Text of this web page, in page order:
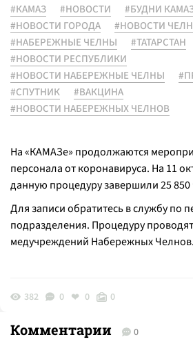
#КАМАЗ #НОВОСТИ
#БУДНИ
#НОВОСТИ ГОРОДА
#НОВОСТИ
#НАБЕРЕЖНЫЕ ЧЕЛНЫ
#ТАТАРСТАН
#НОВОСТИ РЕСПУБЛИКИ
#НОВОСТИ НАБЕРЕЖНЫЕ ЧЕЛНЫ
#СПУТНИК
#ВАКЦИНА
#НОВОСТИ НАБЕРЕЖНЫХ ЧЕЛНОВ
На «КАМАЗе» продолжаются
персонала от коронавируса. На 11
данную процедуру завершили 25 850
Для записи обратитесь в службу по
подразделения. Процедуру
медучреждений Набережных Челнов.
382 0 0 0
Комментарии 0